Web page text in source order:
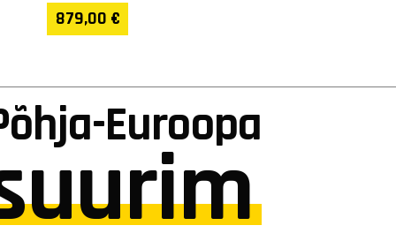
879,00 €
Euroopa